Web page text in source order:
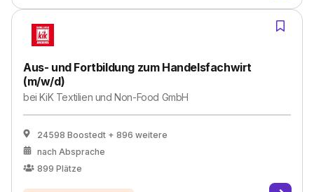
Aus- und Fortbildung zum Handelsfachwirt
(m/w/d)
beiKiK Textilien und Non-Food GmbH
24598 Boostedt + 896 weitere
nach Absprache
899 Plätze